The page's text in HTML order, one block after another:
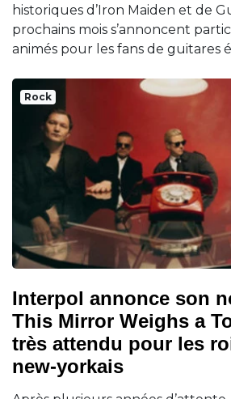
historiques d’Iron Maiden et de
prochains mois s’annoncent
animés pour les fans de guitares
Rock
Interpol annonce son
This Mirror Weighs a
très attendu pour les
new-yorkais